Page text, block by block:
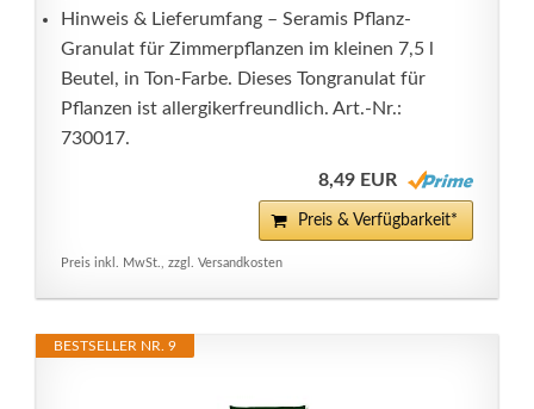
Hinweis & Lieferumfang – Seramis Pflanz-
Granulat für Zimmerpflanzen im kleinen 7,5 l
Beutel, in Ton-Farbe. Dieses Tongranulat für
Pflanzen ist allergikerfreundlich. Art.-Nr.:
730017.
8,49 EUR
Preis & Verfügbarkeit*
Preis inkl. MwSt., zzgl. Versandkosten
BESTSELLER NR. 9